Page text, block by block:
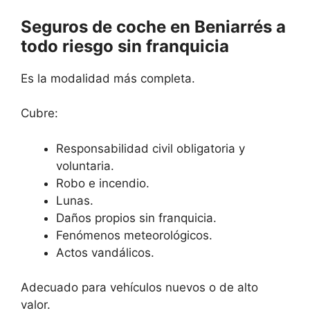
Seguros de coche en Beniarrés a
todo riesgo sin franquicia
Es la modalidad más completa.
Cubre:
Responsabilidad civil obligatoria y
voluntaria.
Robo e incendio.
Lunas.
Daños propios sin franquicia.
Fenómenos meteorológicos.
Actos vandálicos.
Adecuado para vehículos nuevos o de alto
valor.